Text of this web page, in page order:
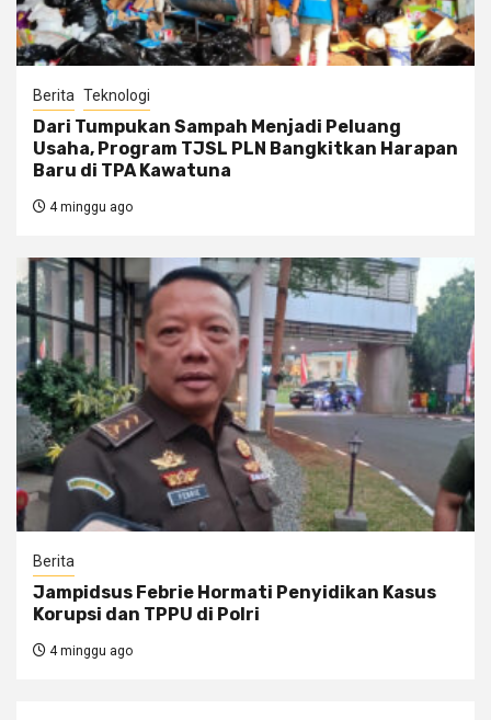
Berita Teknologi
Dari Tumpukan Sampah Menjadi Peluang
Usaha, Program TJSL PLN Bangkitkan Harapan
Baru di TPA Kawatuna
4 minggu ago
Berita
Jampidsus Febrie Hormati Penyidikan Kasus
Korupsi dan TPPU di Polri
4 minggu ago